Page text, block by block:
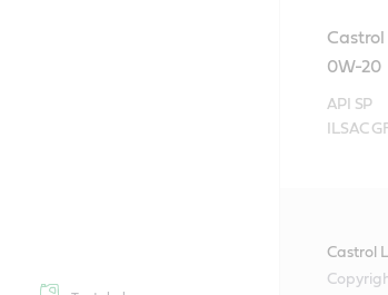
Castrol
0W-20
API SP
ILSAC
Castrol